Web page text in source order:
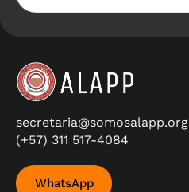
secretaria@somosalapp.org
(+57) 311 517-4084
WhatsApp